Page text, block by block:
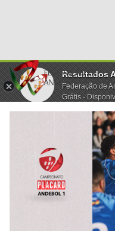
Resultados
Federação de
Grátis -